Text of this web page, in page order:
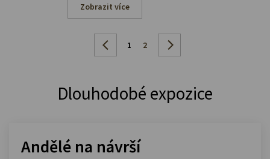
Zobrazit více
1 2
Dlouhodobé expozice
Andělé na návrší